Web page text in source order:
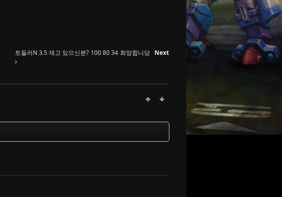
토들러N 3.5 재고 있으신분? 100 80 34 희망합니당 Next